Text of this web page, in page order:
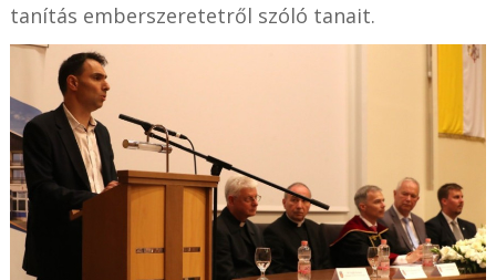
tanítás emberszeretetről szóló tanait.